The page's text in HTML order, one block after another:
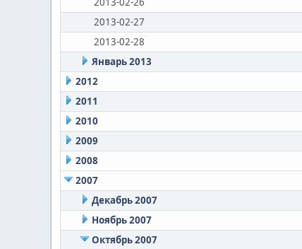
2013-02-27
2013-02-28
Январь 2013
2012
2011
2010
2009
2008
2007
Декабрь 2007
Ноябрь 2007
Октябрь 2007